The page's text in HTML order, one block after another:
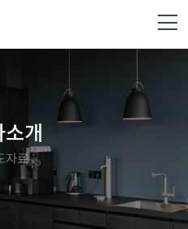
개
자료